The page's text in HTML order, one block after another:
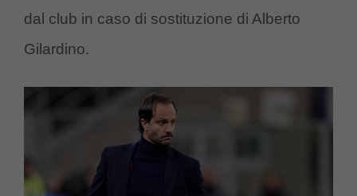
dal club in caso di sostituzione di Alberto
Gilardino.